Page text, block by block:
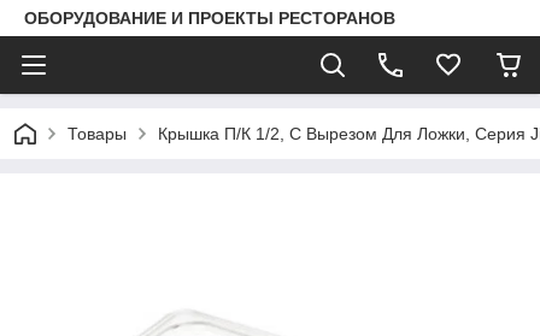
ОБОРУДОВАНИЕ И ПРОЕКТЫ РЕСТОРАНОВ
Товары Крышка П/К 1/2, С Вырезом Для Ложки, Серия